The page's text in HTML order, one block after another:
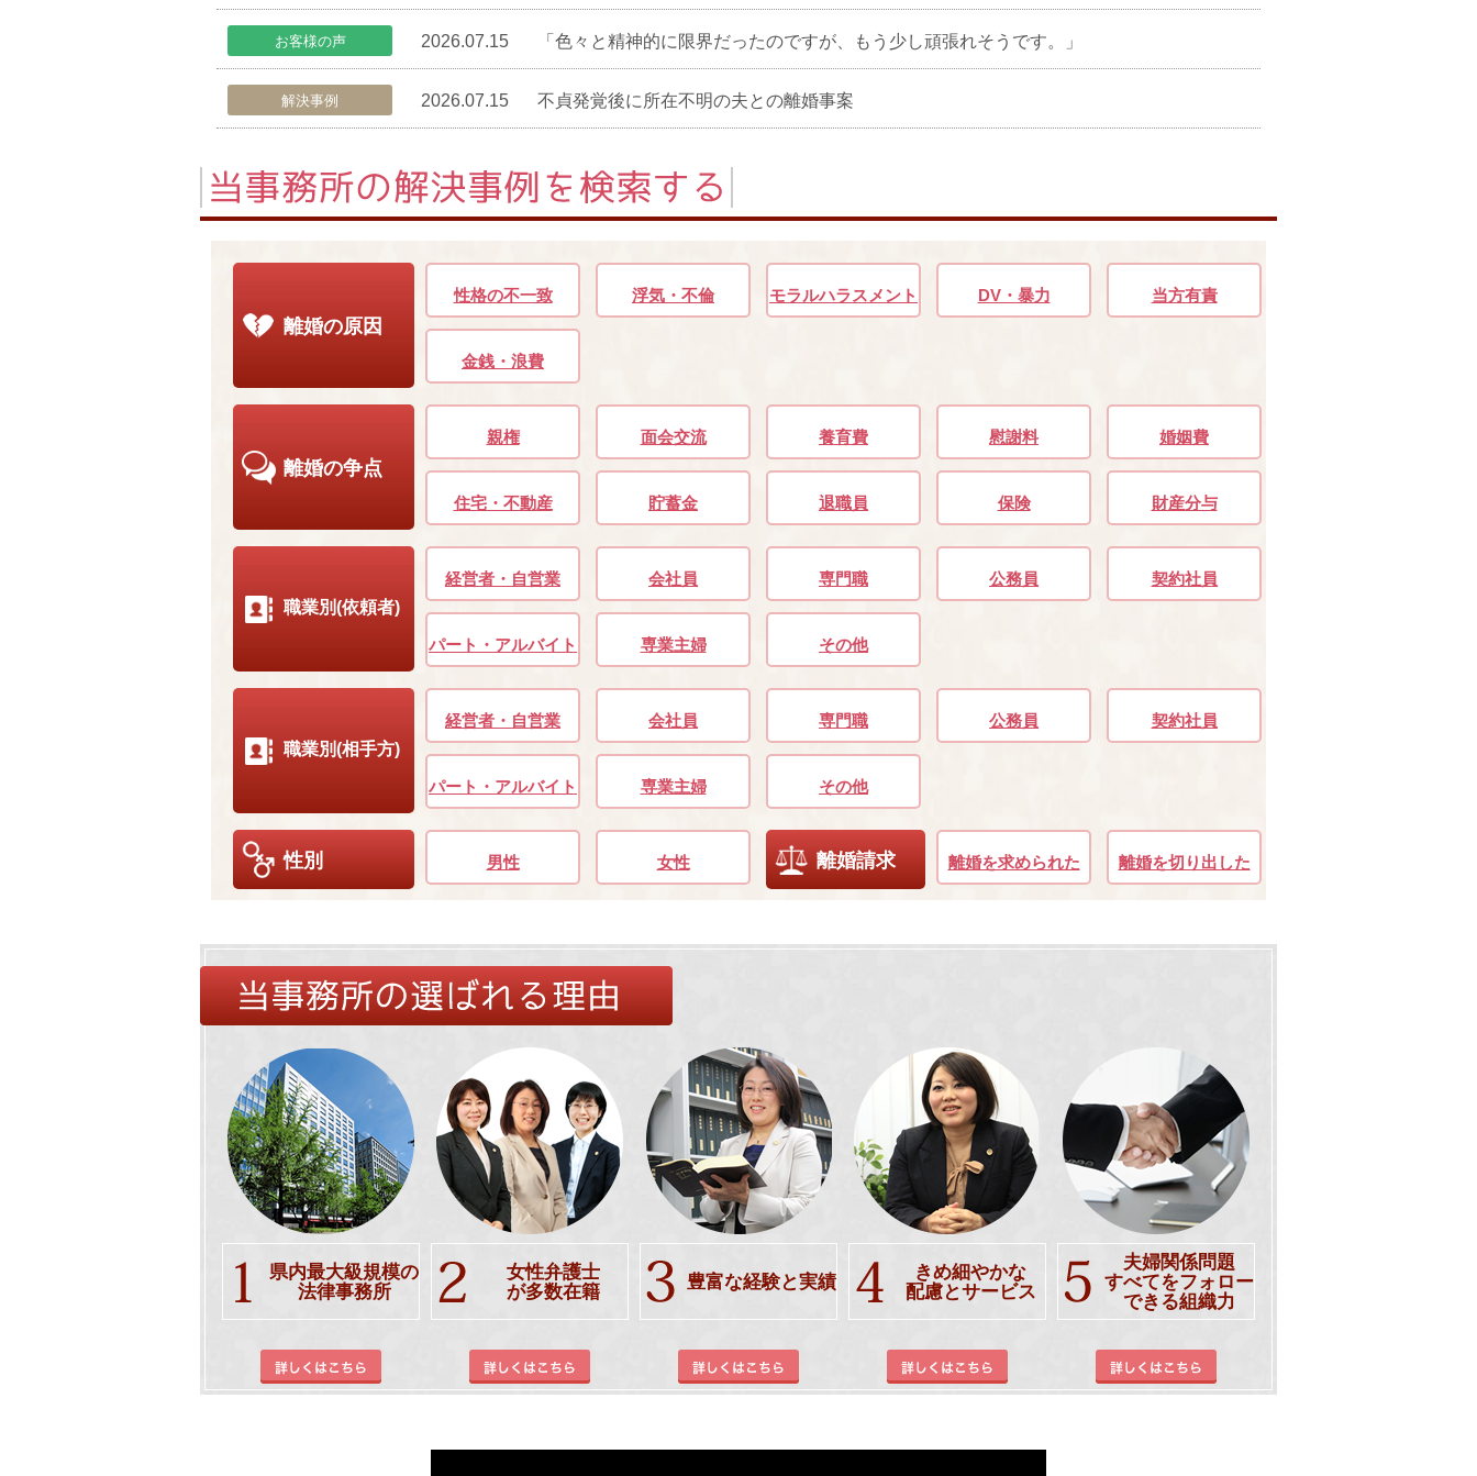
お客様の声 2026.07.15 「色々と精神的に限界だったのですが、もう少し頑張れそうです。」
解決事例 2026.07.15 不貞発覚後に所在不明の夫との離婚事案
離婚の原因
性格の不一致 浮気・不倫 モラルハラスメント DV・暴力 当方有責
金銭・浪費
離婚の争点
親権 面会交流 養育費 慰謝料 婚姻費
住宅・不動産 貯蓄金 退職員 保険 財産分与
職業別(依頼者)
経営者・自営業 会社員 専門職 公務員 契約社員
パート・アルバイト 専業主婦 その他
職業別(相手方)
経営者・自営業 会社員 専門職 公務員 契約社員
パート・アルバイト 専業主婦 その他
性別 男性 女性 離婚請求 離婚を求められた 離婚を切り出した
県内最大級規模の
法律事務所
女性弁護士
が多数在籍
豊富な経験と実績
きめ細やかな
配慮とサービス
夫婦関係問題
すべてをフォロー
できる組織力